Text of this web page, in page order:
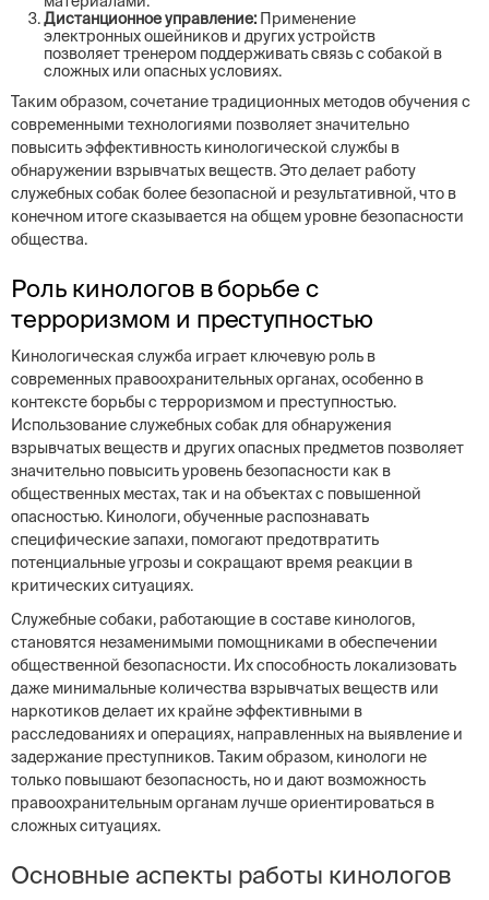
Дистанционное управление: Применение
электронных ошейников и других устройств
позволяет тренером поддерживать связь с собакой в
сложных или опасных условиях.
Таким образом, сочетание традиционных методов обучения с
современными технологиями позволяет значительно
повысить эффективность кинологической службы в
обнаружении взрывчатых веществ. Это делает работу
служебных собак более безопасной и результативной, что в
конечном итоге сказывается на общем уровне безопасности
общества.
Роль кинологов в борьбе с
терроризмом и преступностью
Кинологическая служба играет ключевую роль в
современных правоохранительных органах, особенно в
контексте борьбы с терроризмом и преступностью.
Использование служебных собак для обнаружения
взрывчатых веществ и других опасных предметов позволяет
значительно повысить уровень безопасности как в
общественных местах, так и на объектах с повышенной
опасностью. Кинологи, обученные распознавать
специфические запахи, помогают предотвратить
потенциальные угрозы и сокращают время реакции в
критических ситуациях.
Служебные собаки, работающие в составе кинологов,
становятся незаменимыми помощниками в обеспечении
общественной безопасности. Их способность локализовать
даже минимальные количества взрывчатых веществ или
наркотиков делает их крайне эффективными в
расследованиях и операциях, направленных на выявление и
задержание преступников. Таким образом, кинологи не
только повышают безопасность, но и дают возможность
правоохранительным органам лучше ориентироваться в
сложных ситуациях.
Основные аспекты работы кинологов